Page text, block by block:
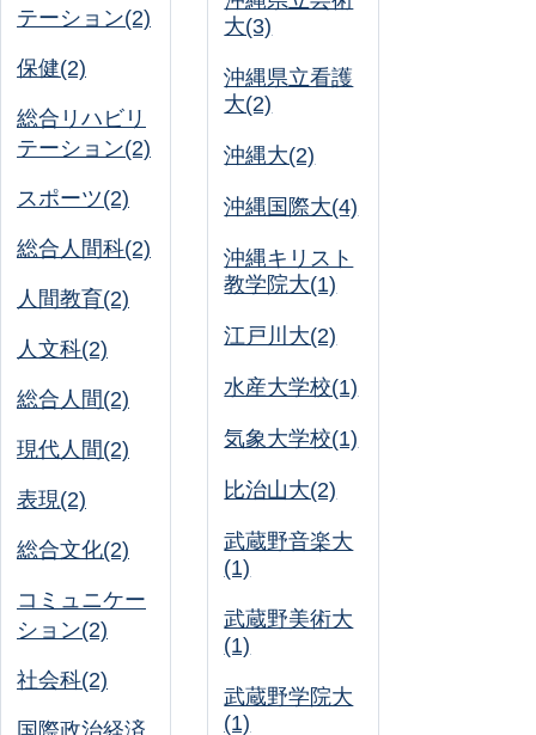
テーション(2)
保健(2)
総合リハビリ
テーション(2)
スポーツ(2)
総合人間科(2)
人間教育(2)
人文科(2)
総合人間(2)
現代人間(2)
表現(2)
総合文化(2)
コミュニケー
ション(2)
社会科(2)
国際政治経済
大(3)
沖縄県立看護
大(2)
沖縄大(2)
沖縄国際大(4)
沖縄キリスト
教学院大(1)
江戸川大(2)
水産大学校(1)
気象大学校(1)
比治山大(2)
武蔵野音楽大
(1)
武蔵野美術大
(1)
武蔵野学院大
(1)